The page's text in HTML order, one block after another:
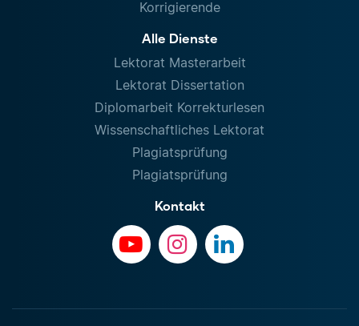
Korrigierende
Alle Dienste
Lektorat Masterarbeit
Lektorat Dissertation
Diplomarbeit Korrekturlesen
Wissenschaftliches Lektorat
Plagiatsprüfung
Plagiatsprüfung
Kontakt